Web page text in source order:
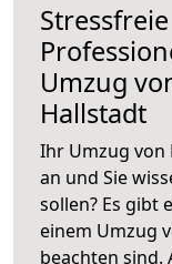
Umzug
Hallstadt
Ihr Umzug von
an und Sie
sollen? Es gibt
einem Umzug
beachten sind.